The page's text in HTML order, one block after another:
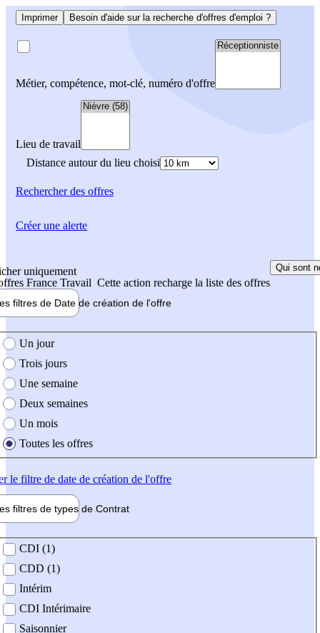
Imprimer Besoin d'aide sur la recherche d'offres d'emploi ?
Métier, compétence, mot-clé, numéro d'offre
Lieu de travail
Distance autour du lieu choisi
Rechercherdes offres
uniquement
France Travail Cette action recharge la liste des offres
Qui sont
filtres de Date de création de l'offre
création de l'offre
Un jour
Trois jours
Une semaine
Deux semaines
Un mois
Toutes les offres
le filtre de date de création de l'offre
filtres de types de Contrat
contrat
CDI (1)
CDD (1)
Intérim
CDI Intérimaire
Saisonnier
Créer une alerte